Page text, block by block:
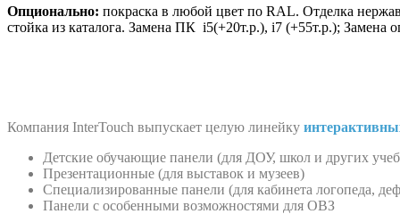
Опционально: покраска в любой цвет по RAL. Отделка
стойка из каталога. Замена ПК i5(+20т.р.), i7 (+55т.р.); Замена
Компания InterTouch выпускает целую линейку
Детские обучающие панели (для ДОУ, школ и других
Презентационные (для выставок и музеев)
Специализированные панели (для кабинета логопеда,
Панели с особенными возможностями для ОВЗ